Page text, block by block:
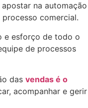
na automação
comercial.
e esforço de todo o
de processos
das vendas é o
acompanhar e gerir